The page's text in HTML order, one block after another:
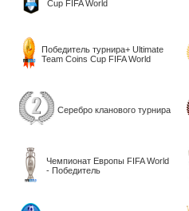
Cup FIFA World
Победитель турнира+ Ultimate
Team Coins Cup FIFA World
Серебро кланового турнира
Чемпионат Европы FIFA World
- Победитель